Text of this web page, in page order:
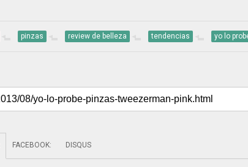
pinzas review de belleza tendencias yo lo
FACEBOOK: DISQUS